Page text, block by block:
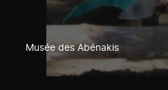
Musée des Abénakis